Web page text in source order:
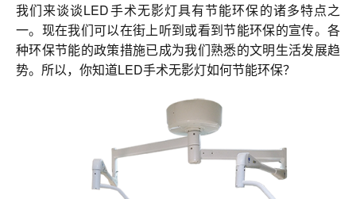
加入兆丰
服务支持
我们来谈谈LED手术无影灯具有节能环保的诸多特点之
一。现在我们可以在街上听到或看到节能环保的宣传。各
种环保节能的政策措施已成为我们熟悉的文明生活发展趋
势。所以，你知道LED手术无影灯如何节能环保？